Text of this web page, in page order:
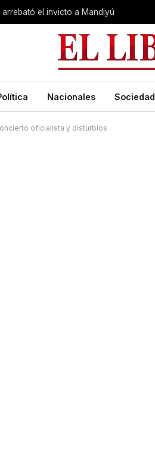
el invicto a Mandiyú
Nacionales Sociedad
oficialista y disturbios